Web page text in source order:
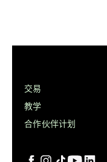
交易
教学
合作伙伴计划